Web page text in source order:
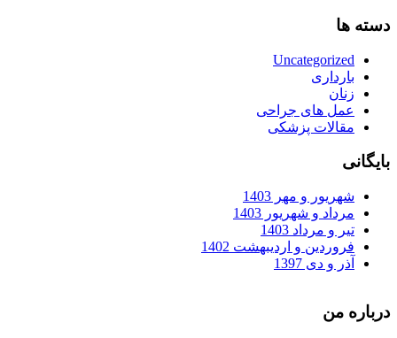
دسته ها
Uncategorized
بارداری
زنان
عمل های جراحی
مقالات پزشکی
بایگانی
شهریور و مهر 1403
مرداد و شهریور 1403
تیر و مرداد 1403
فروردین و اردیبهشت 1402
آذر و دی 1397
درباره من